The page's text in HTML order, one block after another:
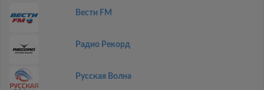
Вести FM
Радио Рекорд
Русская Волна